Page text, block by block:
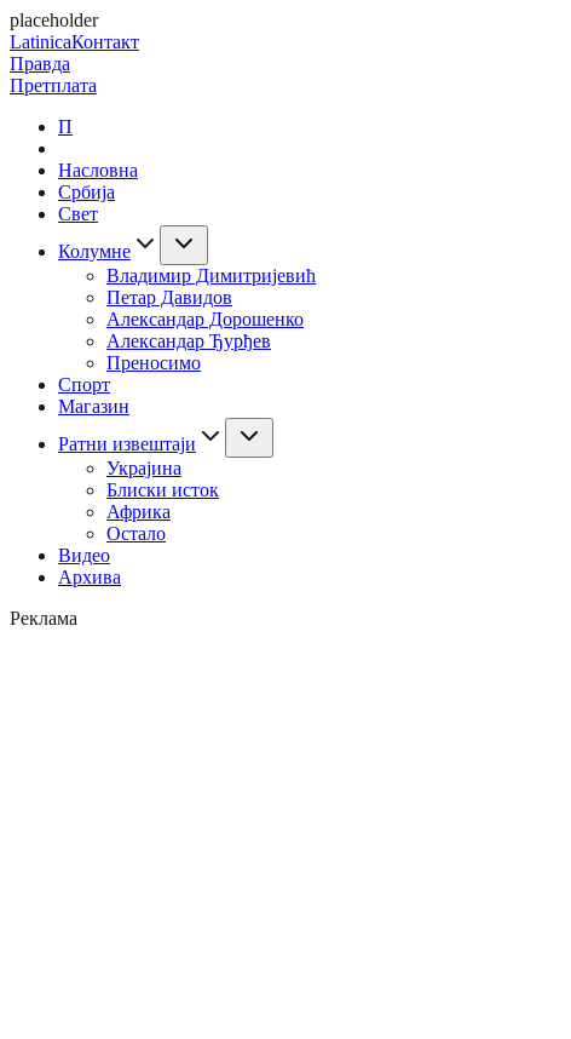
placeholder
LatinicaКонтакт
Правда
Претплата
П
Насловна
Србија
Свет
Колумне
Владимир Димитријевић
Петар Давидов
Александар Дорошенко
Александар Ђурђев
Преносимо
Спорт
Магазин
Ратни извештаји
Украјина
Блиски исток
Африка
Остало
Видео
Архива
Реклама